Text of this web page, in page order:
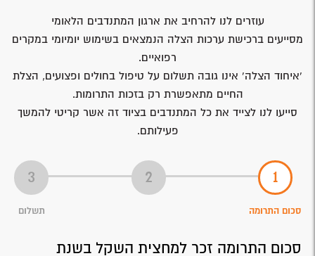
עוזרים לנו להרחיב את ארגון המתנדבים הלאומי
מסייעים ברכישת ערכות הצלה הנמצאים בשימוש יומיומי במקרים
רפואיים.
'איחוד הצלה' אינו גובה תשלום על טיפול בחולים ופצועים, הצלת
החיים מתאפשרת רק בזכות התרומות.
סייעו לנו לצייד את כל המתנדבים בציוד זה אשר קריטי להמשך
פעילותם.
סכום התרומה תשלום
סכום התרומה זכר למחצית השקל בשנת